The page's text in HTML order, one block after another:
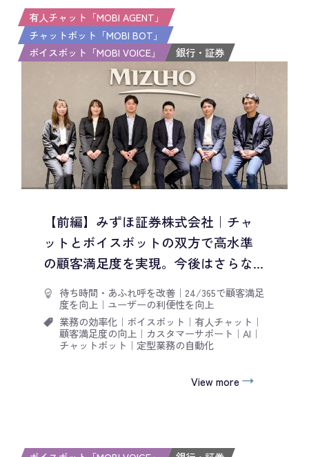
有人チャット「MOBI AGENT」
チャットボット「MOBI BOT」
ボイスボット「MOBI VOICE」
銀行・証券
【前編】みずほ証券株式会社｜チャ
ットとボイスボットの双方で高水準
の顧客満足度を実現。今後はさらな...
待ち時間・あふれ呼を改善｜ 24/365で顧客満足
度を向上 ｜ ユーザーの利便性を向上
業務の効率化｜ ボイスボット ｜ 有人チャット ｜
顧客満足度の向上｜ カスタマーサポート ｜ AI ｜
チャットボット ｜ 定型業務の自動化
View more